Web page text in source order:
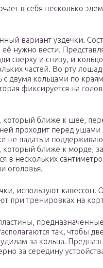
в себя несколько
вариант уздечки.
нужно вести.
сверху и снизу, и
частей. Во рту
с двумя кольцами по
фиксируется на
ближе к шее,
проходит перед ушами
не падать и
ближе к морде,
в нескольких
оголовья.
используют кавессон.
при тренировках на
так, чтобы
за кольца.
за середину